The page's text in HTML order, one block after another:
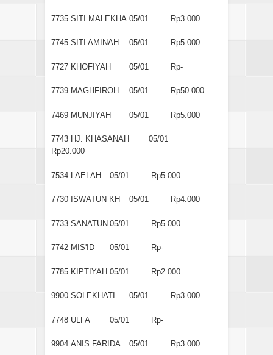
7735 SITI MALEKHA 05/01 Rp3.000
7745 SITI AMINAH 05/01 Rp5.000
7727 KHOFIYAH 05/01 Rp-
7739 MAGHFIROH 05/01 Rp50.000
7469 MUNJIYAH 05/01 Rp5.000
7743 HJ. KHASANAH
05/01
Rp20.000
7534 LAELAH 05/01 Rp5.000
7730 ISWATUN KH 05/01 Rp4.000
7733 SANATUN 05/01 Rp5.000
7742 MIS'ID 05/01 Rp-
7785 KIPTIYAH 05/01 Rp2.000
9900 SOLEKHATI 05/01 Rp3.000
7748 ULFA 05/01 Rp-
9904 ANIS FARIDA 05/01 Rp3.000